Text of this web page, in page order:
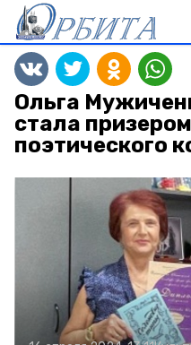
Ольга
стала
поэтического